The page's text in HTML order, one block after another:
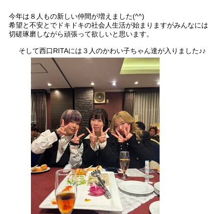
今年は８人もの新しい仲間が増えました(^^)
希望と不安とでドキドキの社会人生活が始まりますがみんなには
切磋琢磨しながら頑張って欲しいと思います。
そして西口RITAには３人のかわい子ちゃん達が入りました♪♪